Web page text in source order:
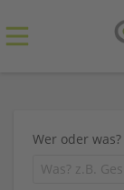
Wer oder was?